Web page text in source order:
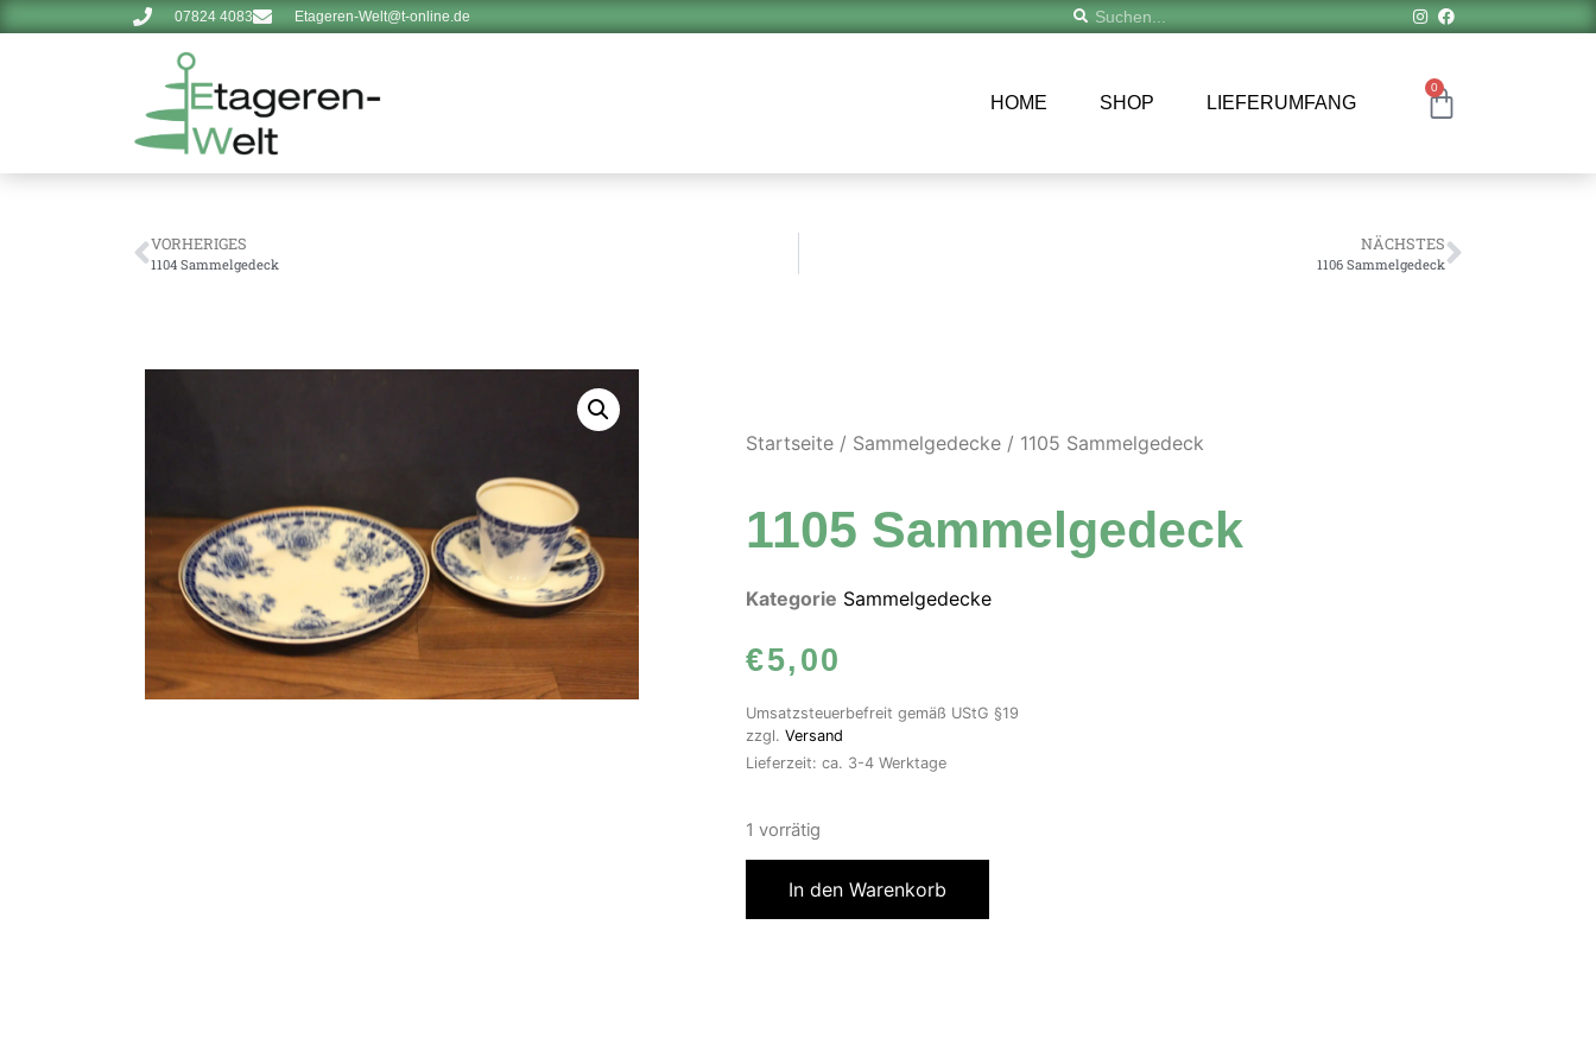
07824 4083 Etageren-Welt@t-online.de
HOME SHOP LIEFERUMFANG
0
VORHERIGES
1104 Sammelgedeck
NÄCHSTES
1106 Sammelgedeck
Startseite / Sammelgedecke / 1105 Sammelgedeck
1105 Sammelgedeck
Kategorie Sammelgedecke
€5,00
Umsatzsteuerbefreit gemäß UStG §19
zzgl. Versand
Lieferzeit: ca. 3-4 Werktage
1 vorrätig
In den Warenkorb